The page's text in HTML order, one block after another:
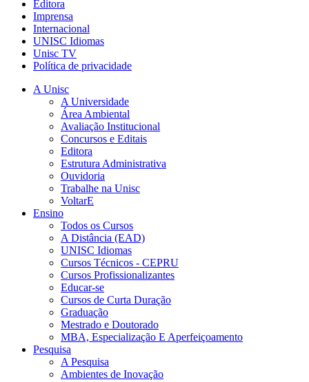
Editora
Imprensa
Internacional
UNISC Idiomas
Unisc TV
Política de privacidade
A Unisc
A Universidade
Área Ambiental
Avaliação Institucional
Concursos e Editais
Editora
Estrutura Administrativa
Ouvidoria
Trabalhe na Unisc
VoltarE
Ensino
Todos os Cursos
A Distância (EAD)
UNISC Idiomas
Cursos Técnicos - CEPRU
Cursos Profissionalizantes
Educar-se
Cursos de Curta Duração
Graduação
Mestrado e Doutorado
MBA, Especialização E Aperfeiçoamento
Pesquisa
A Pesquisa
Ambientes de Inovação